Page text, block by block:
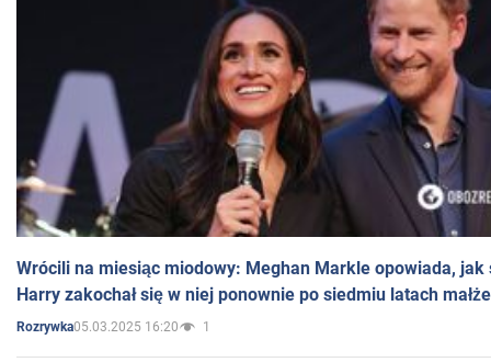
Wrócili na miesiąc miodowy: Meghan Markle opowiada, jak
Harry zakochał się w niej ponownie po siedmiu latach
Rozrywka05.03.2025 16:20 1